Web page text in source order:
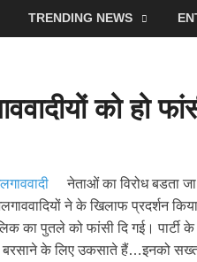
TRENDING NEWS
को हो
नेताओं का विरोध बडता
ने के खिलाफ प्रदर्शन
का पुतले को फांसी दि गई। पार्टी
बरसाने के लिए उकसाते हैं…इनको सख्त